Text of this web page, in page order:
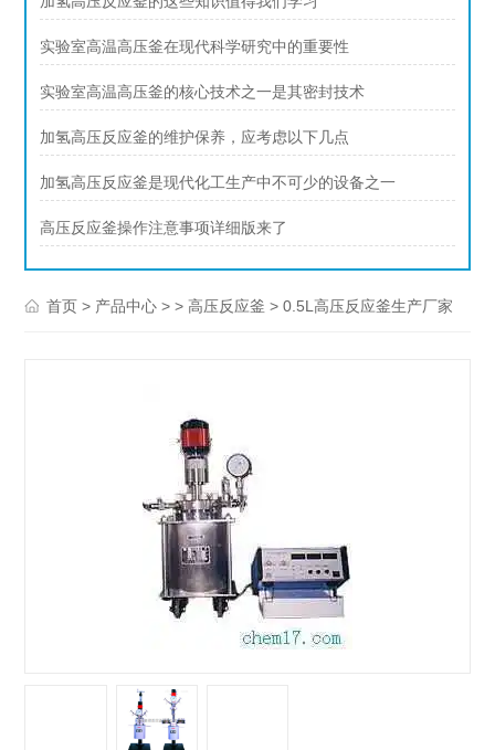
实验室高温高压釜在现代科学研究中的重要性
实验室高温高压釜的核心技术之一是其密封技术
加氢高压反应釜的维护保养，应考虑以下几点
加氢高压反应釜是现代化工生产中不可少的设备之一
高压反应釜操作注意事项详细版来了
首页 > 产品中心 > >高压反应釜 > 0.5L高压反应釜生产厂家